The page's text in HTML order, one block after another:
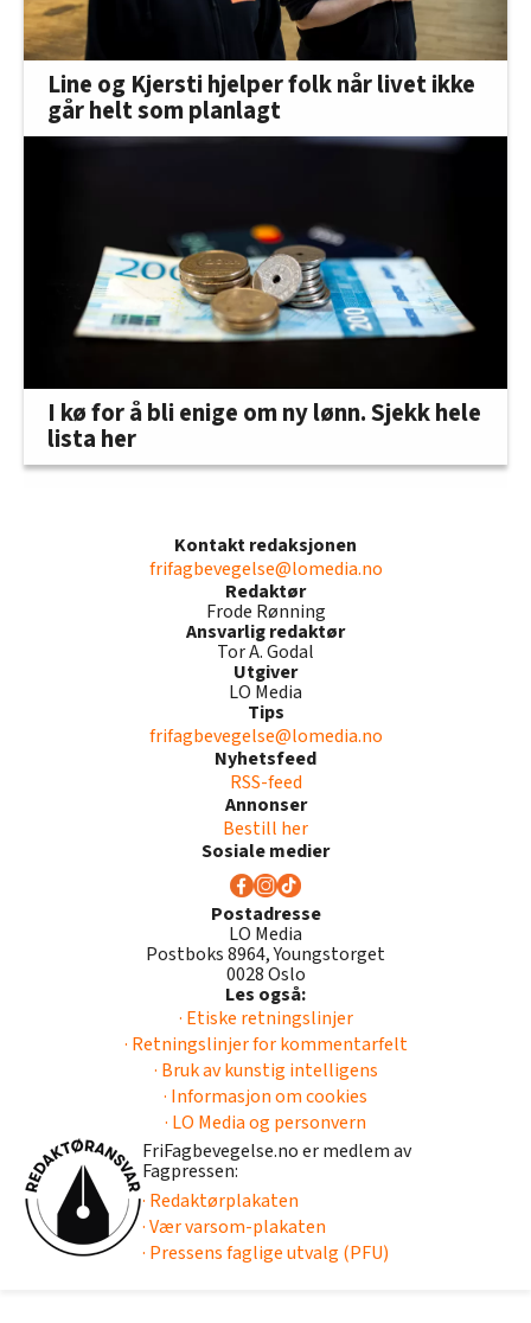
Line og Kjersti hjelper folk når livet ikke
går helt som planlagt
I kø for å bli enige om ny lønn. Sjekk hele
lista her
Kontakt redaksjonen
frifagbevegelse@lomedia.no
Redaktør
Frode Rønning
Ansvarlig redaktør
Tor A. Godal
Utgiver
LO Media
Tips
frifagbevegelse@lomedia.no
Nyhetsfeed
RSS-feed
Annonser
Bestill her
Sosiale medier
Postadresse
LO Media
Postboks 8964, Youngstorget
0028 Oslo
Les også:
· Etiske retningslinjer
· Retningslinjer for kommentarfelt
· Bruk av kunstig intelligens
· Informasjon om cookies
· LO Media og personvern
FriFagbevegelse.no er medlem av
Fagpressen:
· Redaktørplakaten
· Vær varsom-plakaten
· Pressens faglige utvalg (PFU)